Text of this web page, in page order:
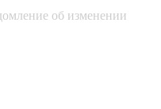
об изменении